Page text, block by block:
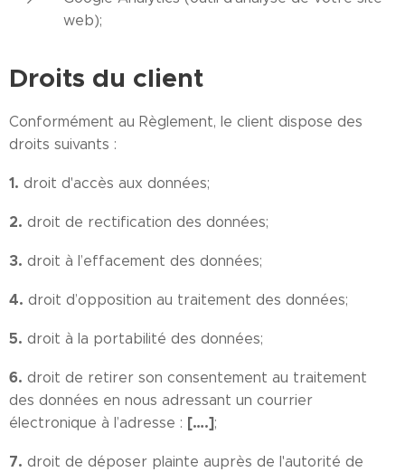
web);
Droits du client
Conformément au Règlement, le client dispose des
droits suivants :
1. droit d'accès aux données;
2. droit de rectification des données;
3. droit à l’effacement des données;
4. droit d’opposition au traitement des données;
5. droit à la portabilité des données;
6. droit de retirer son consentement au traitement
des données en nous adressant un courrier
électronique à l’adresse : [….];
7. droit de déposer plainte auprès de l'autorité de